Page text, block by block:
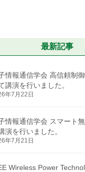
最新記事
情報通信学会 高信頼制
講演を行いました。
年7月22日
情報通信学会 スマート
演を行いました。
年7月21日
Wireless Power